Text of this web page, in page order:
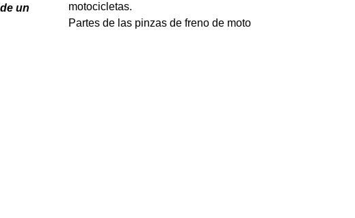
un
motocicletas.
Partes de las pinzas de freno de moto